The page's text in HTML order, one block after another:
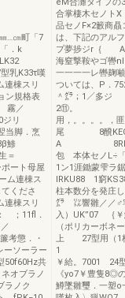
｛
町「7
「．k
K33τ嘆
棟スリ
ン規格表
霧／
リ
当脚．烹
鯵
ート母屋
ム連棟ス
くださ
棟スリ
；11fl．
・
ーソーラー
50f60Hz共
ブラノ
ノク
合掌棲木セノ
品セノF×2籔商
は、下記のアル
プ夢捗ジr｛
海窒撃
一一一一レ轡麹
ついては、P．
＾㌘；1／多ジ
2⑪。 剛一…
用，。。
尾 8醗KEO7
A 8RKEO3「
包 本体セノL÷「
1ン1涯鋤蒙
lRKU88 1窮
柱本数分を発庄
㌘ ㍑響雛／／♂
入）UK”07
（ポリカーボネ
上 27型用（1
1 一1 30型
￥給。
《yo7￥豊隻8◎
鱒墜雛璽．一